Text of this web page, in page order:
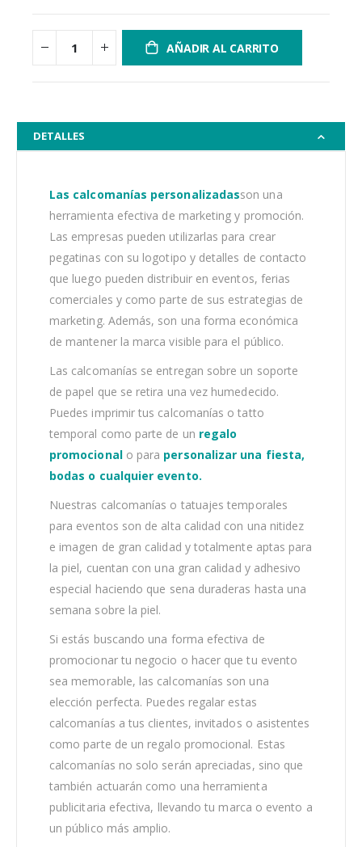
AÑADIR AL CARRITO
DETALLES
Las calcomanías personalizadasson una
herramienta efectiva de marketing y promoción.
Las empresas pueden utilizarlas para crear
pegatinas con su logotipo y detalles de contacto
que luego pueden distribuir en eventos, ferias
comerciales y como parte de sus estrategias de
marketing. Además, son una forma económica
de mantener la marca visible para el público.
Las calcomanías se entregan sobre un soporte
de papel que se retira una vez humedecido.
Puedes imprimir tus calcomanías o tatto
temporal como parte de un regalo
promocionalo para personalizar una fiesta,
bodas o cualquier evento.
Nuestras calcomanías o tatuajes temporales
para eventos son de alta calidad con una nitidez
e imagen de gran calidad y totalmente aptas para
la piel, cuentan con una gran calidad y adhesivo
especial haciendo que sena duraderas hasta una
semana sobre la piel.
Si estás buscando una forma efectiva de
promocionar tu negocio o hacer que tu evento
sea memorable, las calcomanías son una
elección perfecta. Puedes regalar estas
calcomanías a tus clientes, invitados o asistentes
como parte de un regalo promocional. Estas
calcomanías no solo serán apreciadas, sino que
también actuarán como una herramienta
publicitaria efectiva, llevando tu marca o evento a
un público más amplio.